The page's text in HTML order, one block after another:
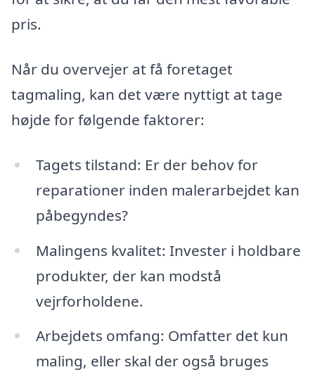
pris.
Når du overvejer at få foretaget
tagmaling, kan det være nyttigt at tage
højde for følgende faktorer:
Tagets tilstand: Er der behov for
reparationer inden malerarbejdet kan
påbegyndes?
Malingens kvalitet: Invester i holdbare
produkter, der kan modstå
vejrforholdene.
Arbejdets omfang: Omfatter det kun
maling, eller skal der også bruges